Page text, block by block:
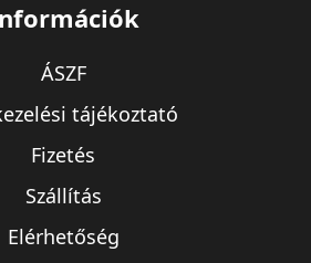
ÁSZF
tájékoztató
Fizetés
Szállítás
Elérhetőség